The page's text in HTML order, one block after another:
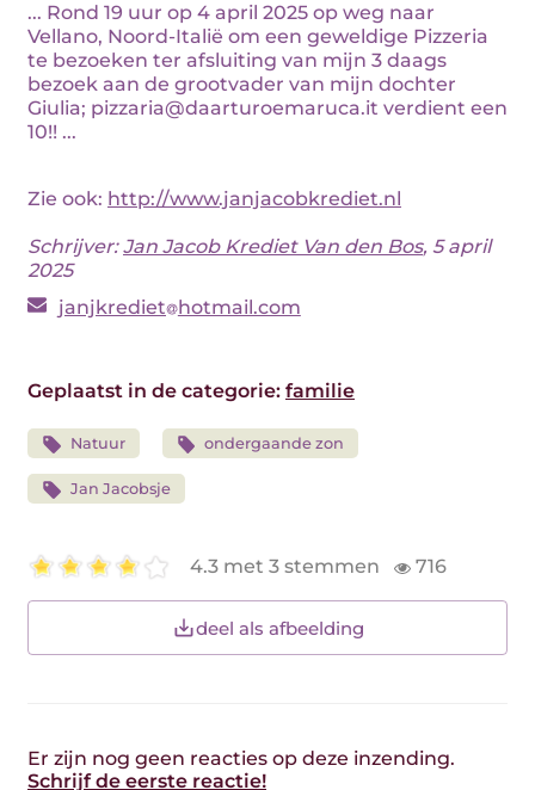
... Rond 19 uur op 4 april 2025 op weg naar
Vellano, Noord-Italië om een geweldige Pizzeria
te bezoeken ter afsluiting van mijn 3 daags
bezoek aan de grootvader van mijn dochter
Giulia; pizzaria@daarturoemaruca.it verdient een
10!! ...
Zie ook: http://www.janjacobkrediet.nl
Schrijver:Jan Jacob Krediet Van den Bos, 5 april
2025
janjkrediet hotmail.com
Geplaatst in de categorie: familie
Natuur ondergaande zon
Jan Jacobsje
4.3 met 3 stemmen 716
deel als afbeelding
Er zijn nog geen reacties op deze inzending.
Schrijf de eerste reactie!